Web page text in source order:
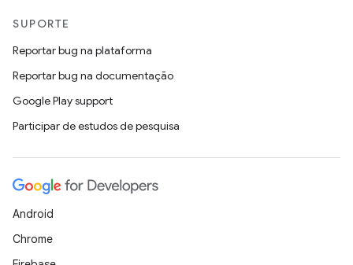
SUPORTE
Reportar bug na plataforma
Reportar bug na documentação
Google Play support
Participar de estudos de pesquisa
Android
Chrome